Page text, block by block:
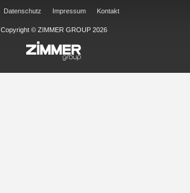
Datenschutz Impressum Kontakt
Copyright © ZIMMER GROUP 2026